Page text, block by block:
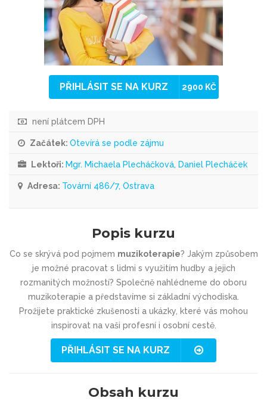
PŘIHLÁSIT SE NA KURZ 2900 KČ
není plátcem DPH
Začátek: Otevírá se podle zájmu
Lektoři: Mgr. Michaela Plecháčková, Daniel Plecháček
Adresa: Tovární 486/7, Ostrava
Popis kurzu
Co se skrývá pod pojmem muzikoterapie? Jakým způsobem
je možné pracovat s lidmi s využitím hudby a jejich
rozmanitých možností? Společně nahlédneme do oboru
muzikoterapie a představíme si základní východiska.
Prožijete praktické zkušenosti a ukázky, které vás mohou
inspirovat na vaši profesní i osobní cestě.
PŘIHLÁSIT SE NA KURZ
Obsah kurzu